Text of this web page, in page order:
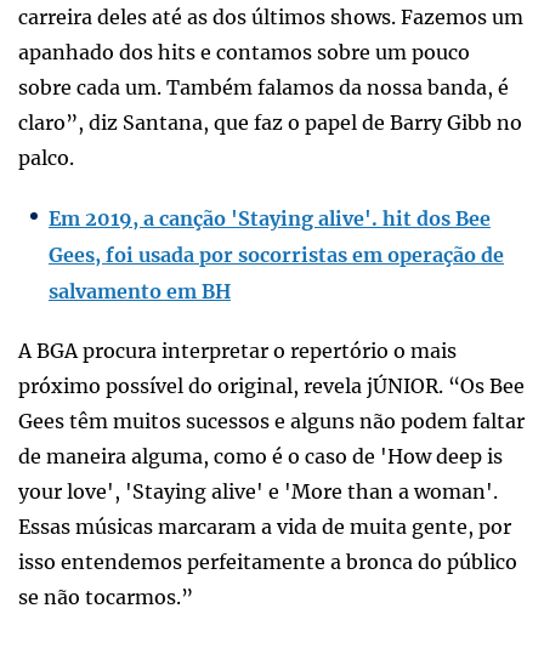
carreira deles até as dos últimos shows. Fazemos um
apanhado dos hits e contamos sobre um pouco
sobre cada um. Também falamos da nossa banda, é
claro”, diz Santana, que faz o papel de Barry Gibb no
palco.
Em 2019, a canção 'Staying alive'. hit dos Bee
Gees, foi usada por socorristas em operação de
salvamento em BH
A BGA procura interpretar o repertório o mais
próximo possível do original, revela jÚNIOR. “Os Bee
Gees têm muitos sucessos e alguns não podem faltar
de maneira alguma, como é o caso de 'How deep is
your love', 'Staying alive' e 'More than a woman'.
Essas músicas marcaram a vida de muita gente, por
isso entendemos perfeitamente a bronca do público
se não tocarmos.”